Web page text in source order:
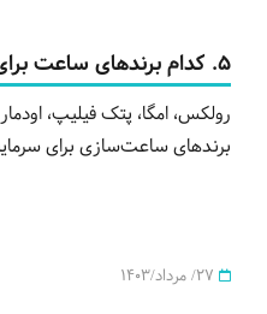
۵. کدام برندهای ساعت برای سرمایه‌گذاری مناسب‌اند؟
رولکس، امگا، پتک فیلیپ،
برندهای ساعت‌سازی برای